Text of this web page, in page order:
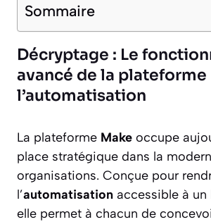
Sommaire
Décryptage : Le
avancé de la
l’automatisation
La plateforme Make occupe
place stratégique dans la
organisations. Conçue pour
l’automatisation accessible à un
elle permet à chacun de